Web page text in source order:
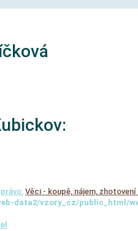
, Věci - koupě, nájem, zhotovení
data2/vzory_cz/public_html/